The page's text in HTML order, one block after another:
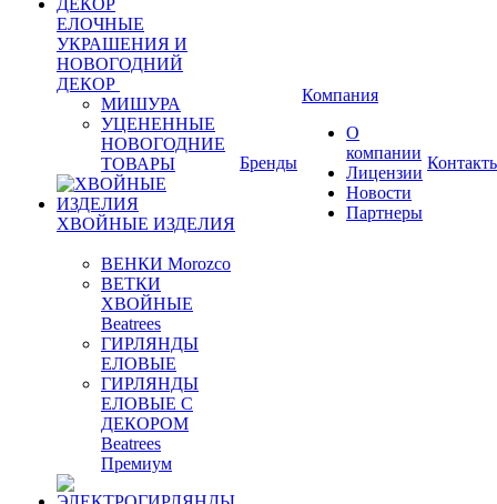
ЕЛОЧНЫЕ
УКРАШЕНИЯ И
НОВОГОДНИЙ
ДЕКОР
МИШУРА
УЦЕНЕННЫЕ
НОВОГОДНИЕ
ТОВАРЫ
ХВОЙНЫЕ ИЗДЕЛИЯ
ВЕНКИ Morozco
ВЕТКИ
ХВОЙНЫЕ
Beatrees
ГИРЛЯНДЫ
ЕЛОВЫЕ
ГИРЛЯНДЫ
ЕЛОВЫЕ С
ДЕКОРОМ
Beatrees
Премиум
Бренды
Компания
О
компании
Лицензии
Новости
Партнеры